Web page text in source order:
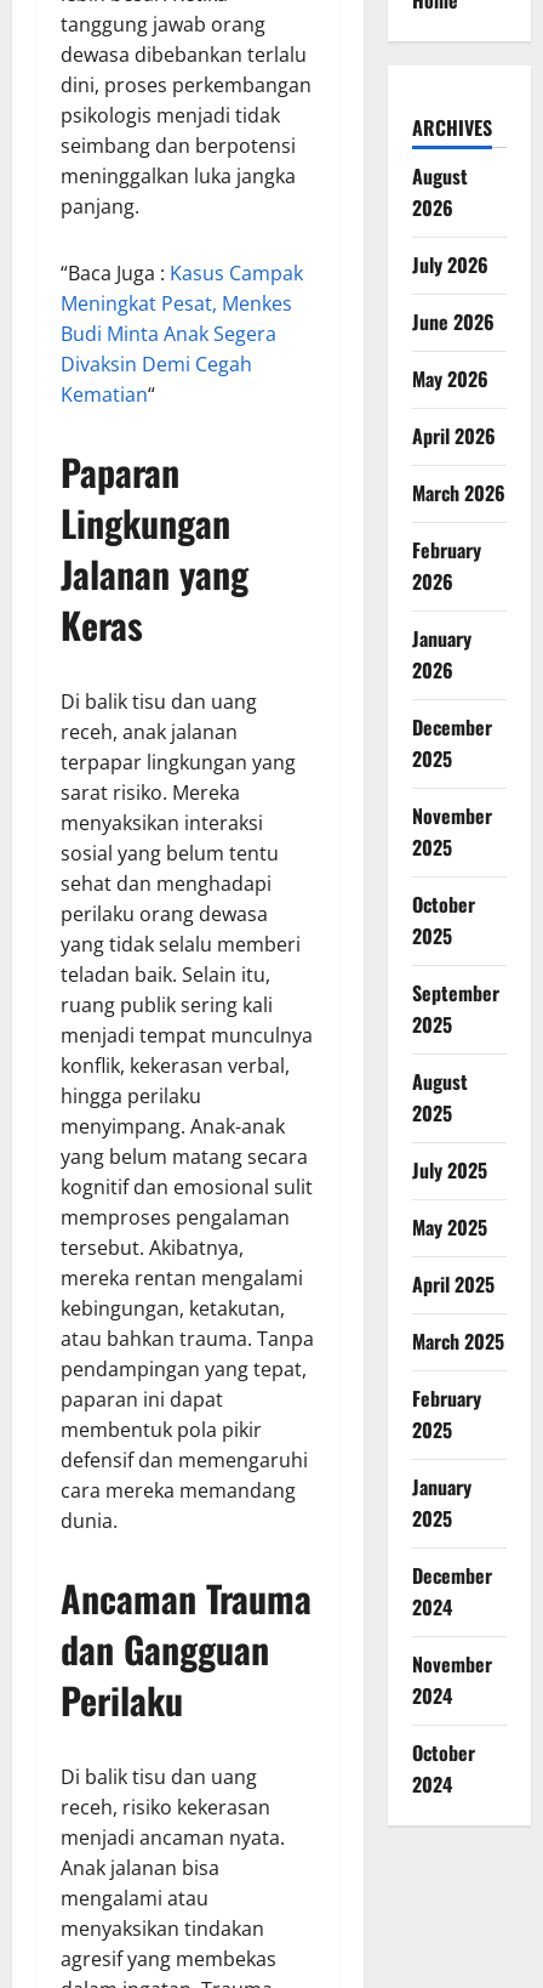
tanggung jawab orang
dewasa dibebankan terlalu
dini, proses perkembangan
psikologis menjadi tidak
seimbang dan berpotensi
meninggalkan luka jangka
panjang.
“Baca Juga : Kasus Campak
Meningkat Pesat, Menkes
Budi Minta Anak Segera
Divaksin Demi Cegah
Kematian“
Paparan
Lingkungan
Jalanan yang
Keras
Di balik tisu dan uang
receh, anak jalanan
terpapar lingkungan yang
sarat risiko. Mereka
menyaksikan interaksi
sosial yang belum tentu
sehat dan menghadapi
perilaku orang dewasa
yang tidak selalu memberi
teladan baik. Selain itu,
ruang publik sering kali
menjadi tempat munculnya
konflik, kekerasan verbal,
hingga perilaku
menyimpang. Anak-anak
yang belum matang secara
kognitif dan emosional sulit
memproses pengalaman
tersebut. Akibatnya,
mereka rentan mengalami
kebingungan, ketakutan,
atau bahkan trauma. Tanpa
pendampingan yang tepat,
paparan ini dapat
membentuk pola pikir
defensif dan memengaruhi
cara mereka memandang
dunia.
Ancaman Trauma
dan Gangguan
Perilaku
Di balik tisu dan uang
receh, risiko kekerasan
menjadi ancaman nyata.
Anak jalanan bisa
mengalami atau
menyaksikan tindakan
agresif yang membekas
ARCHIVES
August
2026
July 2026
June 2026
May 2026
April 2026
March 2026
February
2026
January
2026
December
2025
November
2025
October
2025
September
2025
August
2025
July 2025
May 2025
April 2025
March 2025
February
2025
January
2025
December
2024
November
2024
October
2024